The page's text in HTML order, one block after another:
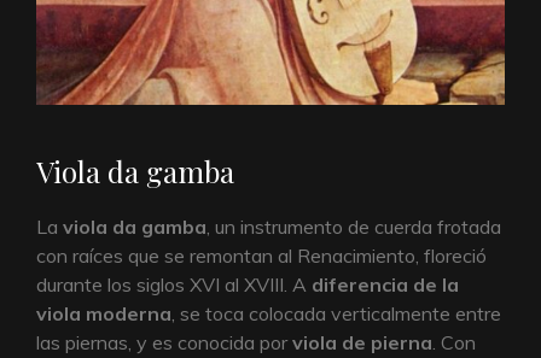
Viola da gamba
La viola da gamba, un instrumento de cuerda frotada
con raíces que se remontan al Renacimiento, floreció
durante los siglos XVI al XVIII. A diferencia de la
viola moderna, se toca colocada verticalmente entre
las piernas, y es conocida porviola de pierna. Con